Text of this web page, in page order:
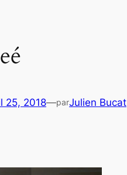
25, 2018—parJulien Bucat